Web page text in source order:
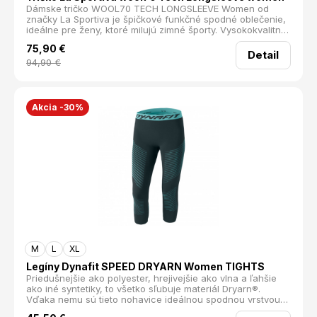
Dámske tričko WOOL70 TECH LONGSLEEVE Women od
značky La Sportiva je špičkové funkčné spodné oblečenie,
ideálne pre ženy, ktoré milujú zimné športy. Vysokokvalitná
Merino vlna v kombinácii s technológiou Knit_Tech PRO™
poskytuje vynikajúcu termoreguláciu. Špeciálna štruktúra
tkaniny zaisťuje optimálnu cirkuláciu vzduchu a uľahčuje
odvod potu. Antibakteriálna úprava Polygiene® účinne
pohodlie a voľnosť pohybu. Toto tričko je skvelou voľbou
pre beh, bežky, skialpinizmus a ďalšie aeróbne aktivity v
chladnom počasí. Merino vlna recyklovaný polyamid
priedušné elastické antibakteriálna úprava voľnosť pohybu
Materiál: 70% Merino vlna, 20% Polypropylen, 10%
Recyklovaný polyamid Hmotnosť: 140 g
75,90 €
94,90€
Detail
Akcia -30%
M L XL
Legíny Dynafit SPEED DRYARN Women TIGHTS
Priedušnejšie ako polyester, hrejivejšie ako vlna a ľahšie
ako iné syntetiky, to všetko sľubuje materiál Dryarn®.
Vďaka nemu sú tieto nohavice ideálnou spodnou vrstvou
na rýchle a intenzívne tréningy a výšľapy, pretože odvádza